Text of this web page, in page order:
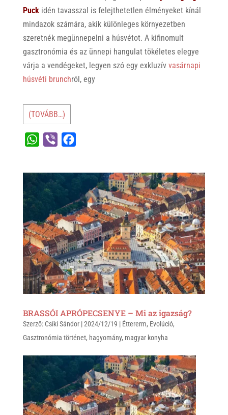
Puckidén tavasszal is felejthetetlen élményeket kínál
mindazok számára, akik különleges környezetben
szeretnék megünnepelni a húsvétot. A kifinomult
gasztronómia és az ünnepi hangulat tökéletes elegye
várja a vendégeket, legyen szó egy exkluzív vasárnapi
húsvéti brunchról, egy
(TOVÁBB…)
p
p
o
o
k
BRASSÓI APRÓPECSENYE – Mi az igazság?
Szerző: Csíki Sándor|2024/12/19 | Éttererm, Evolúció,
Gasztronómia történet, hagyomány, magyar konyha